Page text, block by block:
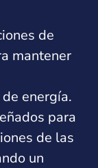
de
mantener
energía.
para
de las
un